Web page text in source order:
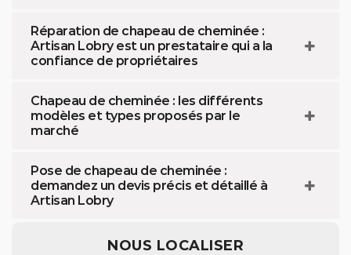
Réparation de chapeau de cheminée :
Artisan Lobry est un prestataire qui a la
confiance de propriétaires
Chapeau de cheminée : les différents
modèles et types proposés par le
marché
Pose de chapeau de cheminée :
demandez un devis précis et détaillé à
Artisan Lobry
NOUS LOCALISER